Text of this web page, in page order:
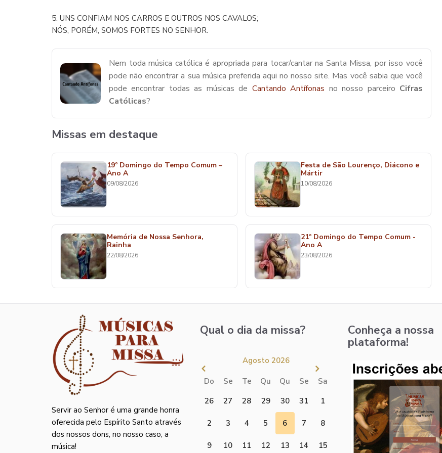
5. UNS CONFIAM NOS CARROS E OUTROS NOS CAVALOS;
NÓS, PORÉM, SOMOS FORTES NO SENHOR.
Nem toda música católica é apropriada para tocar/cantar na Santa Missa, por isso você
pode não encontrar a sua música preferida aqui no nosso site. Mas você sabia que você
pode encontrar todas as músicas de Cantando Antífonas no nosso parceiro Cifras
Católicas?
Missas em destaque
19º Domingo do Tempo Comum –
Ano A
09/08/2026
Festa de São Lourenço, Diácono e
Mártir
10/08/2026
Memória de Nossa Senhora,
Rainha
22/08/2026
21º Domingo do Tempo Comum -
Ano A
23/08/2026
Servir ao Senhor é uma grande honra
oferecida pelo Espírito Santo através
dos nossos dons, no nosso caso, a
música!
Qual o dia da missa?
Agosto 2026
Do Se Te Qu Qu Se
Sa
26
27 28 29 30 31 1
2 3 4 5 6 7 8
9 10 11 12 13 14 15
Conheça a nossa
plataforma!